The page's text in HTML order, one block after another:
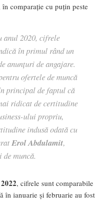
în comparație cu puțin peste
anul 2020, cifrele
în primul rând un
anunțuri de angajare.
ofertele de muncă
principal de faptul că
ridicat de certitudine
ului propriu,
indusă odată cu
Erol Abdulamit,
muncă.
, cifrele sunt comparabile
în ianuarie și februarie au fost